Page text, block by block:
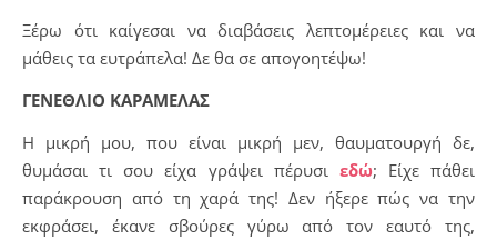
Ξέρω ότι καίγεσαι να διαβάσεις λεπτομέρειες και να
μάθεις τα ευτράπελα! Δε θα σε απογοητέψω!
ΓΕΝΕΘΛΙΟ ΚΑΡΑΜΕΛΑΣ
Η μικρή μου, που είναι μικρή μεν, θαυματουργή δε,
θυμάσαι τι σου είχα γράψει πέρυσι εδώ; Είχε πάθει
παράκρουση από τη χαρά της! Δεν ήξερε πώς να την
εκφράσει, έκανε σβούρες γύρω από τον εαυτό της,